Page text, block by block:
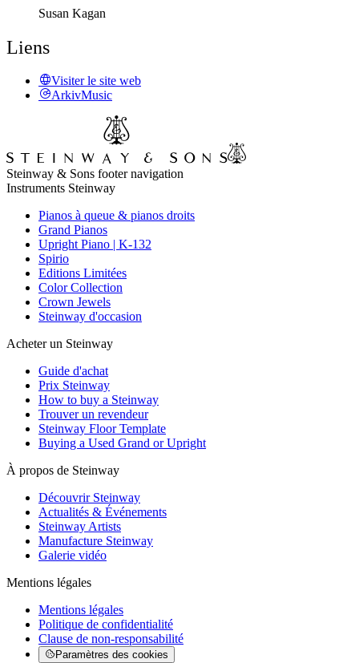
Susan Kagan
Liens
Visiter le site web
ArkivMusic
Steinway & Sons footer navigation
Instruments Steinway
Pianos à queue & pianos droits
Grand Pianos
Upright Piano | K-132
Spirio
Editions Limitées
Color Collection
Crown Jewels
Steinway d'occasion
Acheter un Steinway
Guide d'achat
Prix Steinway
How to buy a Steinway
Trouver un revendeur
Steinway Floor Template
Buying a Used Grand or Upright
À propos de Steinway
Découvrir Steinway
Actualités & Événements
Steinway Artists
Manufacture Steinway
Galerie vidéo
Mentions légales
Mentions légales
Politique de confidentialité
Clause de non-responsabilité
Paramètres des cookies